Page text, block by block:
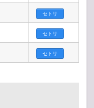
セトリ
セトリ
セトリ